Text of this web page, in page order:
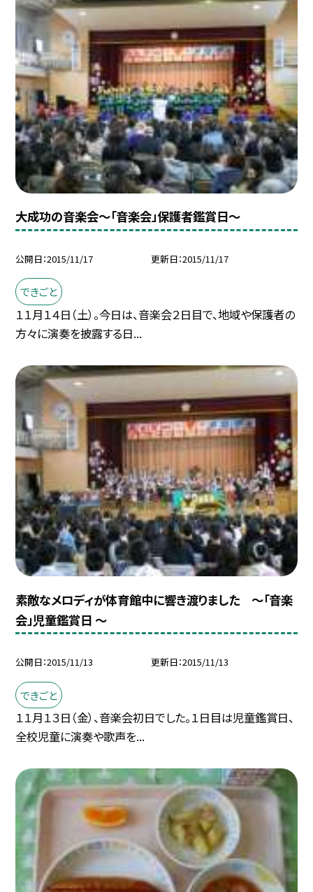
大成功の音楽会〜「音楽会」保護者鑑賞日〜
公開日 2015/11/17 更新日 2015/11/17
できごと
１１月１４日（土）。今日は、音楽会２日目で、地域や保護者の
方々に演奏を披露する日...
素敵なメロディが体育館中に響き渡りました 〜「音楽
会」児童鑑賞日 〜
公開日 2015/11/13 更新日 2015/11/13
できごと
１１月１３日（金）、音楽会初日でした。１日目は児童鑑賞日、
全校児童に演奏や歌声を...